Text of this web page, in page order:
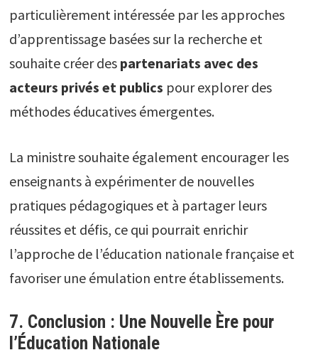
particulièrement intéressée par les approches
d’apprentissage basées sur la recherche et
souhaite créer des partenariats avec des
acteurs privés et publics pour explorer des
méthodes éducatives émergentes.
La ministre souhaite également encourager les
enseignants à expérimenter de nouvelles
pratiques pédagogiques et à partager leurs
réussites et défis, ce qui pourrait enrichir
l’approche de l’éducation nationale française et
favoriser une émulation entre établissements.
7. Conclusion : Une Nouvelle Ère pour
l’Éducation Nationale